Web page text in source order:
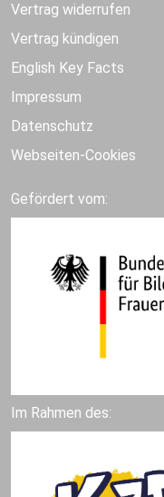
Vertrag widerrufen
Vertrag kündigen
English Key Facts
Impressum
Datenschutz
Webseiten-Cookies
Gefördert vom:
Im Rahmen des: